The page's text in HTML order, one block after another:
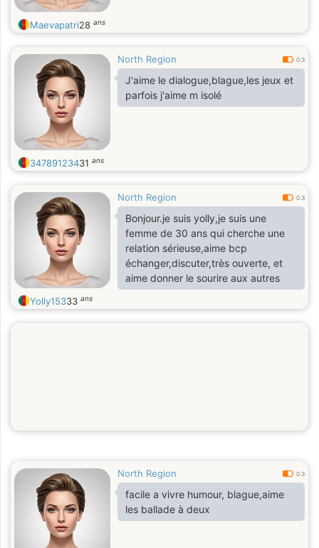
Maevapatri28 ans
North Region 0.3
J'aime le dialogue,blague,les jeux et
parfois j'aime m isolé
34789123431 ans
North Region 0.3
Bonjour.je suis yolly,je suis une
femme de 30 ans qui cherche une
relation sérieuse,aime bcp
échanger,discuter,très ouverte, et
aime donner le sourire aux autres
Yolly15333 ans
North Region 0.3
facile a vivre humour, blague,aime
les ballade à deux